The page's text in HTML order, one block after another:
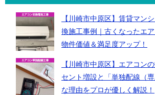
【川崎市中原区】賃貸マン
換施工事例｜古くなったエ
物件価値＆満足度アップ！
【川崎市中原区】エアコン
セント増設と「単独配線（
な理由をプロが優しく解説！